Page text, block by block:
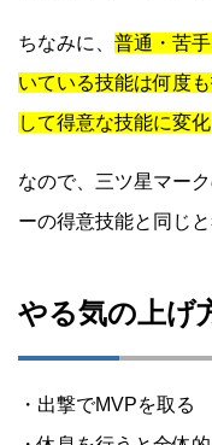
ちなみに、 普通・苦
いている技能は何度
して得意な技能に変化
なので、三ツ星マー
ーの得意技能と同じ
やる気の上げ
・出撃でMVPを取る